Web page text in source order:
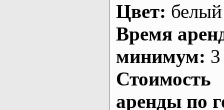
Цвет: белый
Время
минимум:
Стоимость
аренды по